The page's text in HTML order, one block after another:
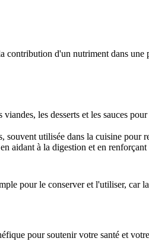
d'un nutriment dans
les desserts et les sauces
utilisée dans la cuisine pour
aidant à la digestion et en
pour le conserver et l'utiliser, car
pour soutenir votre santé et